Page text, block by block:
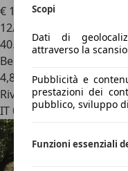
€ 12.200
12/2018
40.000 km
Benzina
4,8 l/100 km (comb.)
Rivenditore
IT 00030San Cesareo
Scopi
Dati di
attraverso la
Pubblicità e
prestazioni dei
pubblico, sviluppo
Funzioni essenziali